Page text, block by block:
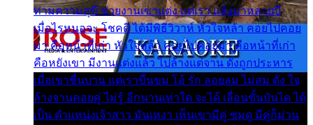
ท่ามความสุขี ช่วยงานเขาแต่ง แต่เรา แล้งมาหลายปี
เมื่อไรหนอจะ โชคดี ได้มีพิธีวิวาห์ หัวใจหล้า คอยไปคอย
มา คือหน้าที่เก่า หัวใจหล้า คอยไปคอยมา คือหน้าที่เก่า
คือหยังเขา มีงานแต่งแล้ว ไปล้างแต่จาน ดั่งถูกประหาร
เมื่อเขาชื่นบาน แต่เราขื่นขม โอ้ รัก ลอยลม ไม่สม ดัง ใจ
ล้างจานคอยคู่ ไม่รู้ อีกนานเท่าใด จะได้ เลื่อนขั้นบันได ได้
เป็น ตำแหน่งเจ้าสาว มันเหงา เห็นเขามีคู่ ซมดู มีคู่ก็ม่วน